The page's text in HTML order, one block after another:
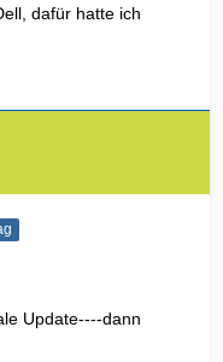
dafür hatte ich
Update----dann